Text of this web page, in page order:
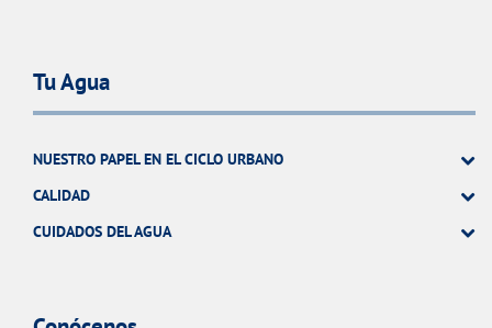
Tu Agua
NUESTRO PAPEL EN EL CICLO URBANO
CALIDAD
CUIDADOS DEL AGUA